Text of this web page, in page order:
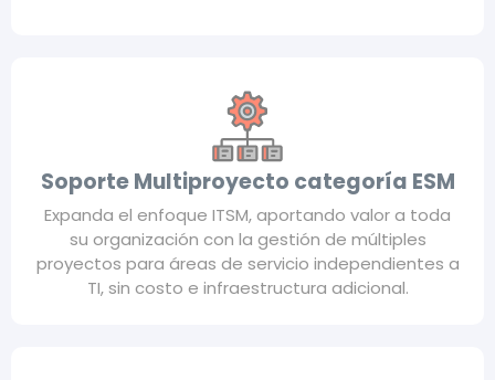
Soporte Multiproyecto categoría ESM
Expanda el enfoque ITSM, aportando valor a toda
su organización con la gestión de múltiples
proyectos para áreas de servicio independientes a
TI, sin costo e infraestructura adicional.